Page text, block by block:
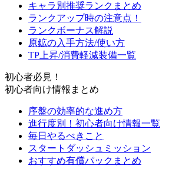
キャラ別推奨ランクまとめ
ランクアップ時の注意点！
ランクボーナス解説
原鉱の入手方法/使い方
TP上昇/消費軽減装備一覧
初心者必見！
初心者向け情報まとめ
序盤の効率的な進め方
進行度別！初心者向け情報一覧
毎日やるべきこと
スタートダッシュミッション
おすすめ有償パックまとめ